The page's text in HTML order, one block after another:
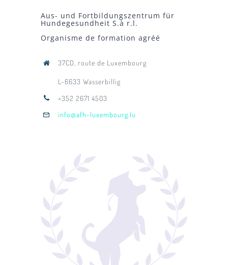
Aus- und Fortbildungszentrum für
Hundegesundheit S.à r.l.
Organisme de formation agréé
37CD, route de Luxembourg
L-6633 Wasserbillig
+352 2671 4503
info@afh-luxembourg.lu